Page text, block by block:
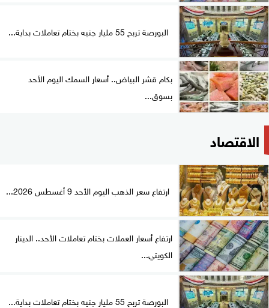
البورصة تربح 55 مليار جنيه بختام تعاملات بداية...
بكام قشر البياض.. أسعار السمك اليوم الأحد
بسوق...
الاقتصاد
ارتفاع سعر الذهب اليوم الأحد 9 أغسطس 2026...
ارتفاع أسعار العملات بختام تعاملات الأحد.. الدينار
الكويتي...
البورصة تربح 55 مليار جنيه بختام تعاملات بداية...